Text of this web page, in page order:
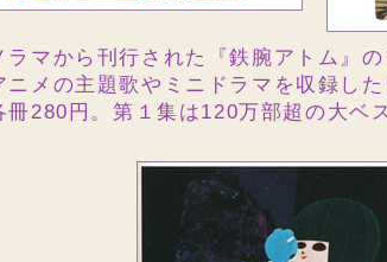
ラマから刊行された『鉄腕アトム』
ニメの主題歌やミニドラマを収録し
冊280円。第１集は120万部超の大ベ